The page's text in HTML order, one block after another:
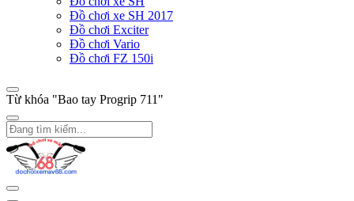
Đồ chơi xe SH 2017
Đồ chơi Exciter
Đồ chơi Vario
Đồ chơi FZ 150i
Từ khóa "Bao tay Progrip 711"